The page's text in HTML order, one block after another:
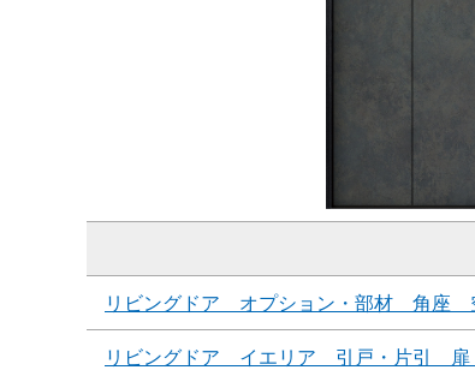
リビングドア オプション・部材 角座
リビングドア イエリア 引戸・片引